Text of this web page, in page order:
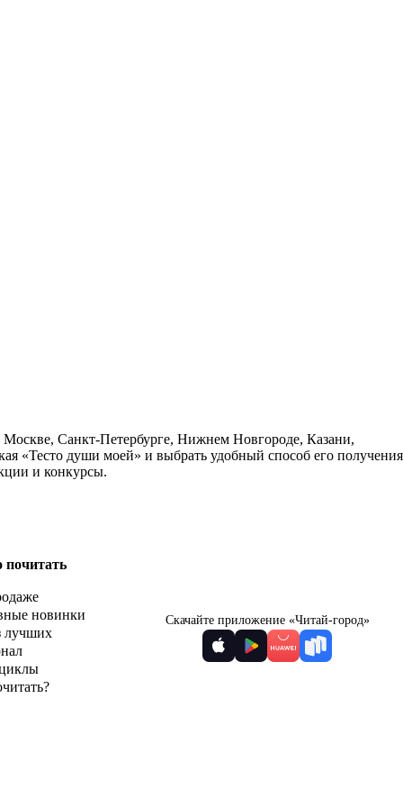
Москве, Санкт-Петербурге, Нижнем Новгороде, Казани,
«Тесто души моей» и выбрать удобный способ его
и конкурсы.
почитать
новинки
лучших
Скачайте приложение «Читай-город»